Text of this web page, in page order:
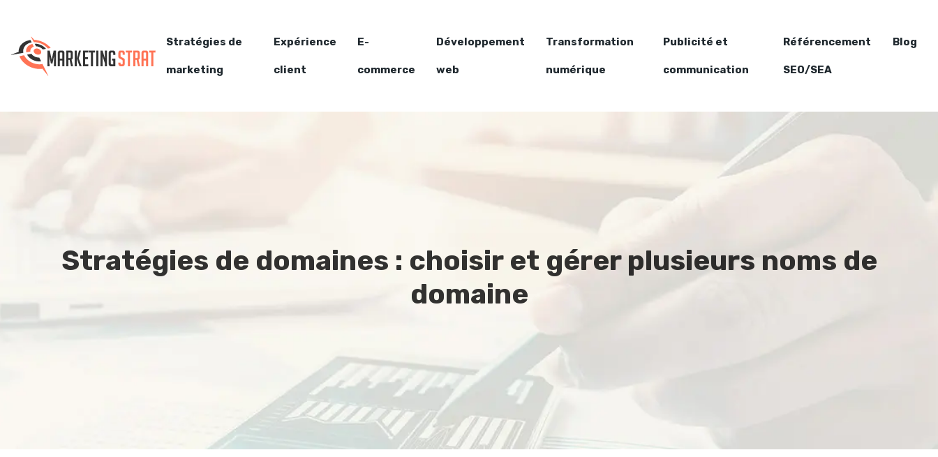
Stratégies de
marketing
Expérience
client
E-
commerce
Développement
web
Transformation
numérique
Publicité et
communication
Référencement
SEO/SEA
Blog
Stratégies de domaines : choisir et gérer plusieurs noms de
domaine